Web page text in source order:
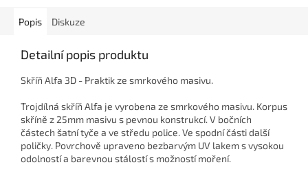
Popis Diskuze
Detailní popis produktu
Skříň Alfa 3D - Praktik ze smrkového masivu.
Trojdílná skříň Alfa je vyrobena ze smrkového masivu. Korpus
skříně z 25mm masivu s pevnou konstrukcí. V bočních
částech šatní tyče a ve středu police. Ve spodní části další
poličky. Povrchově upraveno bezbarvým UV lakem s vysokou
odolností a barevnou stálostí s možností moření.